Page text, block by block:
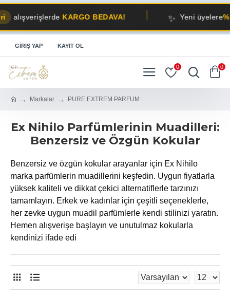
KARGO BEDAVA! Yeni üyelere%10
GIRIŞ YAP KAYIT OL
0 0
Markalar PURE EXTREM PARFUM
Ex Nihilo Parfümlerinin Muadilleri:
Benzersiz ve Özgün Kokular
Benzersiz ve özgün kokular arayanlar için Ex Nihilo
marka parfümlerin muadillerini keşfedin. Uygun fiyatlarla
yüksek kaliteli ve dikkat çekici alternatiflerle tarzınızı
tamamlayın. Erkek ve kadınlar için çeşitli seçeneklerle,
her zevke uygun muadil parfümlerle kendi stilinizi yaratın.
Hemen alışverişe başlayın ve unutulmaz kokularla
kendinizi ifade edi